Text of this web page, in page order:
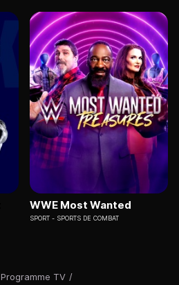
Programme TV /
WWE Most Wanted
SPORT SPORTS DE COMBAT